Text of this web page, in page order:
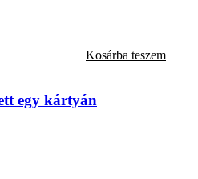
Kosárba teszem
egy kártyán